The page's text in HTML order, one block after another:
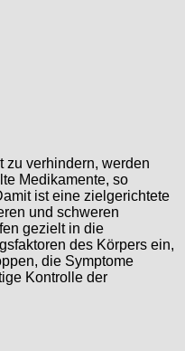
zu verhindern, werden
Medikamente, so
ist eine zielgerichtete
und schweren
gezielt in die
des Körpers ein,
die Symptome
Kontrolle der